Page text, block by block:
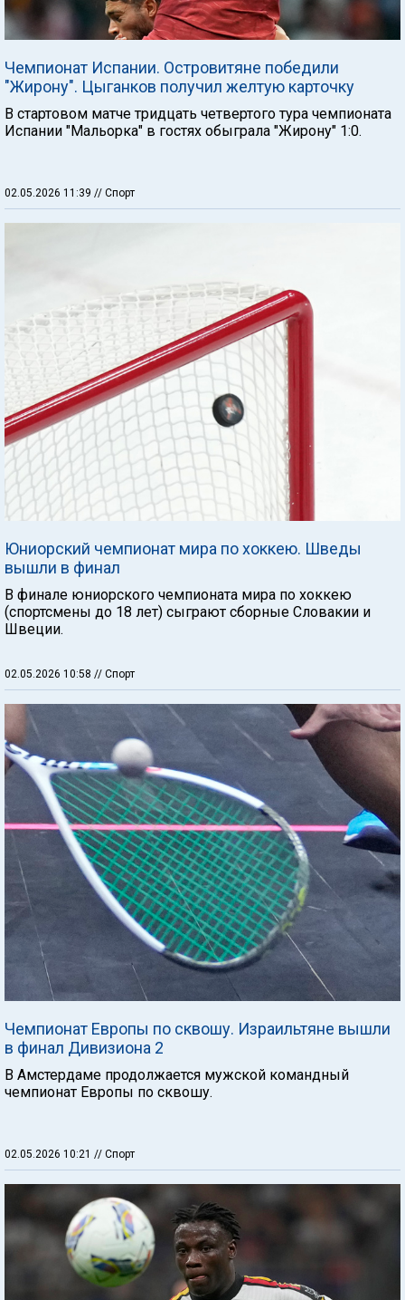
Чемпионат Испании. Островитяне победили
"Жирону". Цыганков получил желтую карточку
В стартовом матче тридцать четвертого тура чемпионата
Испании "Мальорка" в гостях обыграла "Жирону" 1:0.
02.05.2026 11:39 // Спорт
Юниорский чемпионат мира по хоккею. Шведы
вышли в финал
В финале юниорского чемпионата мира по хоккею
(спортсмены до 18 лет) сыграют сборные Словакии и
Швеции.
02.05.2026 10:58 // Спорт
Чемпионат Европы по сквошу. Израильтяне вышли
в финал Дивизиона 2
В Амстердаме продолжается мужской командный
чемпионат Европы по сквошу.
02.05.2026 10:21 // Спорт